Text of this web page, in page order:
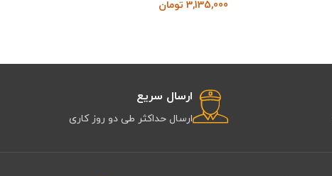
3,135,000 تومان
ارسال سریع
ارسال حداکثر طی دو روز کاری